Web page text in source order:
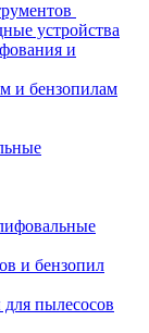
устройства
и
и бензопилам
и бензопил
пылесосов